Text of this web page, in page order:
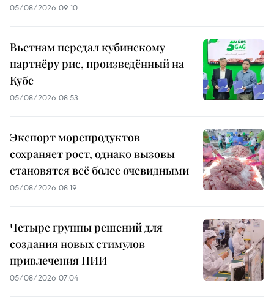
05/08/2026 09:10
Вьетнам передал кубинскому
партнёру рис, произведённый на
Кубе
05/08/2026 08:53
Экспорт морепродуктов
сохраняет рост, однако вызовы
становятся всё более очевидными
05/08/2026 08:19
Четыре группы решений для
создания новых стимулов
привлечения ПИИ
05/08/2026 07:04